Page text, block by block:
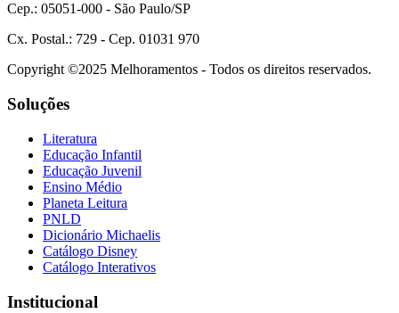
Cep.: 05051-000 - São Paulo/SP
Cx. Postal.: 729 - Cep. 01031 970
Copyright ©2025 Melhoramentos - Todos os direitos reservados.
Soluções
Literatura
Educação Infantil
Educação Juvenil
Ensino Médio
Planeta Leitura
PNLD
Dicionário Michaelis
Catálogo Disney
Catálogo Interativos
Institucional